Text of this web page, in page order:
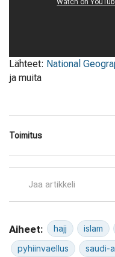
Lähteet: National
ja muita
Toimitus
Jaa artikkeli
Aiheet: hajj islam
pyhiinvaellus
saudi-